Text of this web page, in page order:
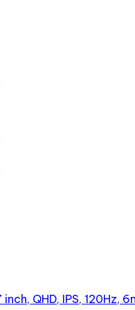
QHD, IPS, 120Hz,